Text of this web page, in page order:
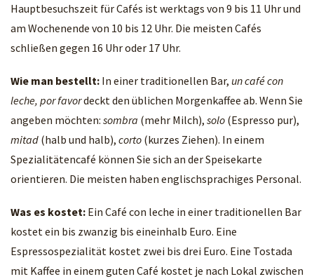
Hauptbesuchszeit für Cafés ist werktags von 9 bis 11 Uhr und
am Wochenende von 10 bis 12 Uhr. Die meisten Cafés
schließen gegen 16 Uhr oder 17 Uhr.
Wie man bestellt: In einer traditionellen Bar, un café con
leche, por favordeckt den üblichen Morgenkaffee ab. Wenn Sie
angeben möchten: sombra (mehr Milch), solo (Espresso pur),
mitad (halb und halb), corto (kurzes Ziehen). In einem
Spezialitätencafé können Sie sich an der Speisekarte
orientieren. Die meisten haben englischsprachiges Personal.
Was es kostet: Ein Café con leche in einer traditionellen Bar
kostet ein bis zwanzig bis eineinhalb Euro. Eine
Espressospezialität kostet zwei bis drei Euro. Eine Tostada
mit Kaffee in einem guten Café kostet je nach Lokal zwischen